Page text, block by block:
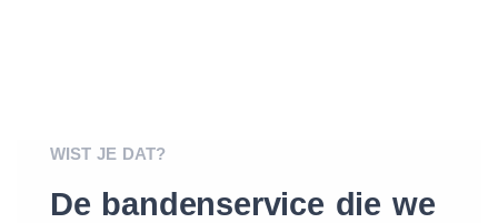
WIST JE DAT?
De bandenservice die we